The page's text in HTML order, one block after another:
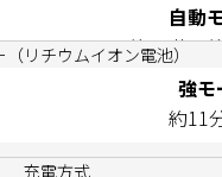
自動
約11分～
強モ
約11